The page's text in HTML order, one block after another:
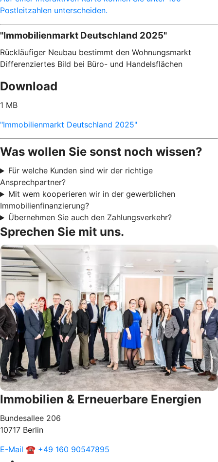
Postleitzahlen unterscheiden.
"Immobilienmarkt Deutschland 2025"
Rückläufiger Neubau bestimmt den Wohnungsmarkt
Differenziertes Bild bei Büro- und Handelsflächen
Download
1 MB
"Immobilienmarkt Deutschland 2025"
Was wollen Sie sonst noch wissen?
Für welche Kunden sind wir der richtige
Ansprechpartner?
Mit wem kooperieren wir in der gewerblichen
Immobilienfinanzierung?
Übernehmen Sie auch den Zahlungsverkehr?
Sprechen Sie mit uns.
Immobilien & Erneuerbare Energien
Bundesallee 206
10717 Berlin
E-Mail ☎ +49 160 90547895